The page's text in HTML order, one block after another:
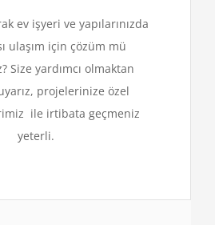
ev işyeri ve yapılarınızda
ulaşım için çözüm mü
Size yardımcı olmaktan
projelerinize özel
ile irtibata geçmeniz
yeterli.